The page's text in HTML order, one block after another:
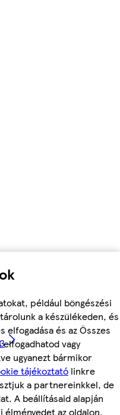
például böngészési
a készülékeden, és
elfogadása és az Összes
vagy
ugyanezt bármikor
tájékoztató linkre
a partnereinkkel, de
A beállításaid alapján
élményedet az oldalon.